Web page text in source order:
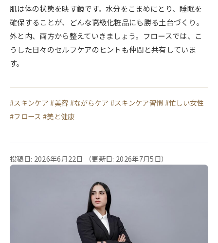
肌は体の状態を映す鏡です。水分をこまめにとり、睡眠を
確保することが、どんな高級化粧品にも勝る土台づくり。
外と内、両方から整えていきましょう。フロースでは、こ
うした日々のセルフケアのヒントも仲間と共有していま
す。
#スキンケア #美容 #ながらケア #スキンケア習慣 #忙しい女性
#フロース #美と健康
投稿日: 2026年6月22日 （更新日: 2026年7月5日）